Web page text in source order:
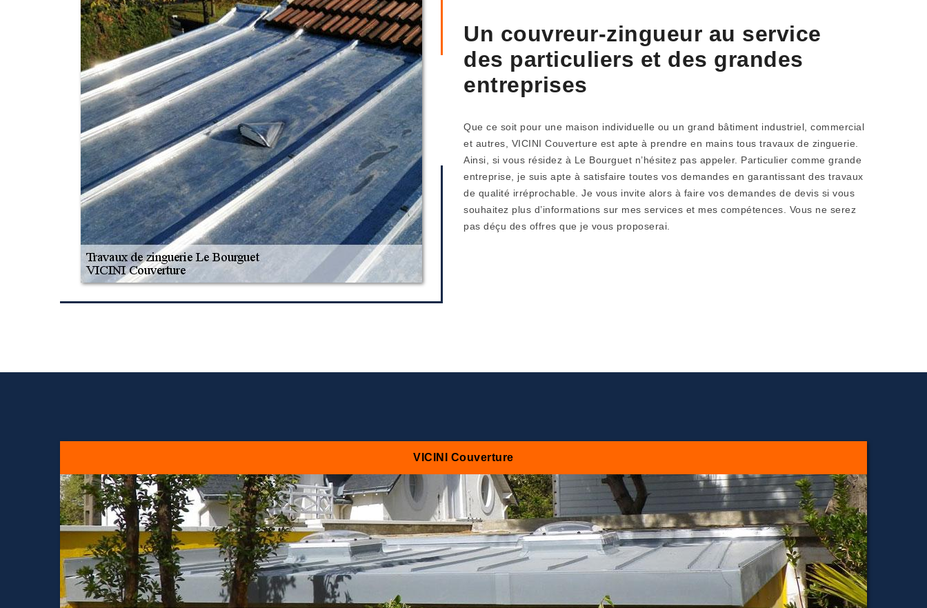
Un couvreur-zingueur au service
des particuliers et des grandes
entreprises
Que ce soit pour une maison individuelle ou un grand bâtiment industriel, commercial
et autres, VICINI Couverture est apte à prendre en mains tous travaux de zinguerie.
Ainsi, si vous résidez à Le Bourguet n’hésitez pas appeler. Particulier comme grande
entreprise, je suis apte à satisfaire toutes vos demandes en garantissant des travaux
de qualité irréprochable. Je vous invite alors à faire vos demandes de devis si vous
souhaitez plus d’informations sur mes services et mes compétences. Vous ne serez
pas déçu des offres que je vous proposerai.
VICINI Couverture